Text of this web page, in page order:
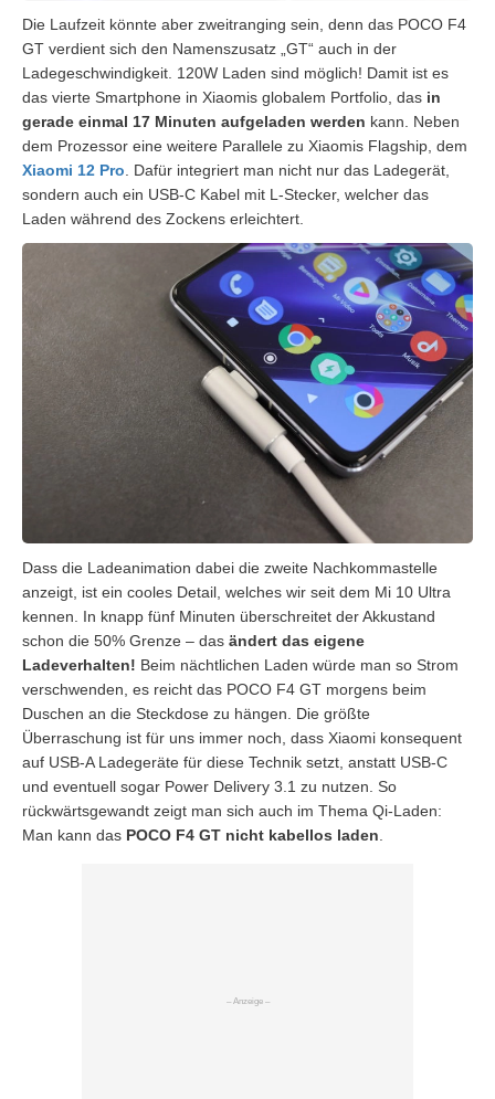
Die Laufzeit könnte aber zweitranging sein, denn das POCO F4
GT verdient sich den Namenszusatz „GT“ auch in der
Ladegeschwindigkeit. 120W Laden sind möglich! Damit ist es
das vierte Smartphone in Xiaomis globalem Portfolio, das in
gerade einmal 17 Minuten aufgeladen werden kann. Neben
dem Prozessor eine weitere Parallele zu Xiaomis Flagship, dem
Xiaomi 12 Pro. Dafür integriert man nicht nur das Ladegerät,
sondern auch ein USB-C Kabel mit L-Stecker, welcher das
Laden während des Zockens erleichtert.
Dass die Ladeanimation dabei die zweite Nachkommastelle
anzeigt, ist ein cooles Detail, welches wir seit dem Mi 10 Ultra
kennen. In knapp fünf Minuten überschreitet der Akkustand
schon die 50% Grenze – das ändert das eigene
Ladeverhalten! Beim nächtlichen Laden würde man so Strom
verschwenden, es reicht das POCO F4 GT morgens beim
Duschen an die Steckdose zu hängen. Die größte
Überraschung ist für uns immer noch, dass Xiaomi konsequent
auf USB-A Ladegeräte für diese Technik setzt, anstatt USB-C
und eventuell sogar Power Delivery 3.1 zu nutzen. So
rückwärtsgewandt zeigt man sich auch im Thema Qi-Laden:
Man kann das POCO F4 GT nicht kabellos laden